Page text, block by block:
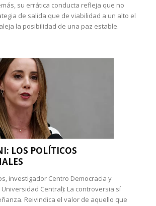
su errática conducta refleja que no
de salida que de viabilidad a un alto el
la posibilidad de una paz estable.
LOS POLÍTICOS
investigador Centro Democracia y
Central): La controversia sí
Reivindica el valor de aquello que